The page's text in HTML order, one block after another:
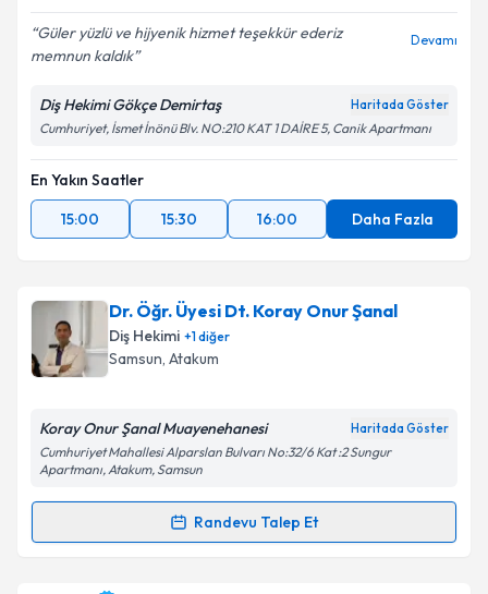
Kişisel verilerimin işlenmesine ilişkin
Aydınlatma
Metni
Güler yüzlü ve hijyenik hizmet teşekkür ederiz
memnun kaldık
Devamı
Diş Hekimi Gökçe Demirtaş Haritada Göster
Cumhuriyet, İsmet İnönü Blv. NO:210 KAT 1 DAİRE 5, Canik Apartmanı
En Yakın Saatler
15:00
15:30 16:00 Daha Fazla
Dr. Öğr. Üyesi Dt. Koray Onur Şanal
Diş Hekimi +1diğer
Samsun, Atakum
Koray Onur Şanal Muayenehanesi Haritada Göster
Cumhuriyet Mahallesi Alparslan Bulvarı No:32/6 Kat :2 Sungur
Apartmanı, Atakum, Samsun
Randevu Talep Et
Randevu Takvimi Talebi